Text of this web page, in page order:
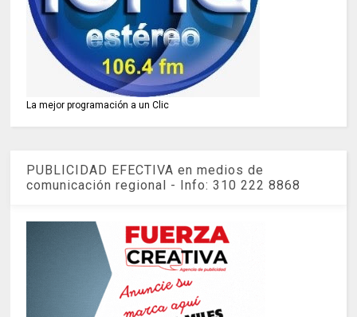
La mejor programación a un Clic
PUBLICIDAD EFECTIVA en medios de
comunicación regional - Info: 310 222 8868